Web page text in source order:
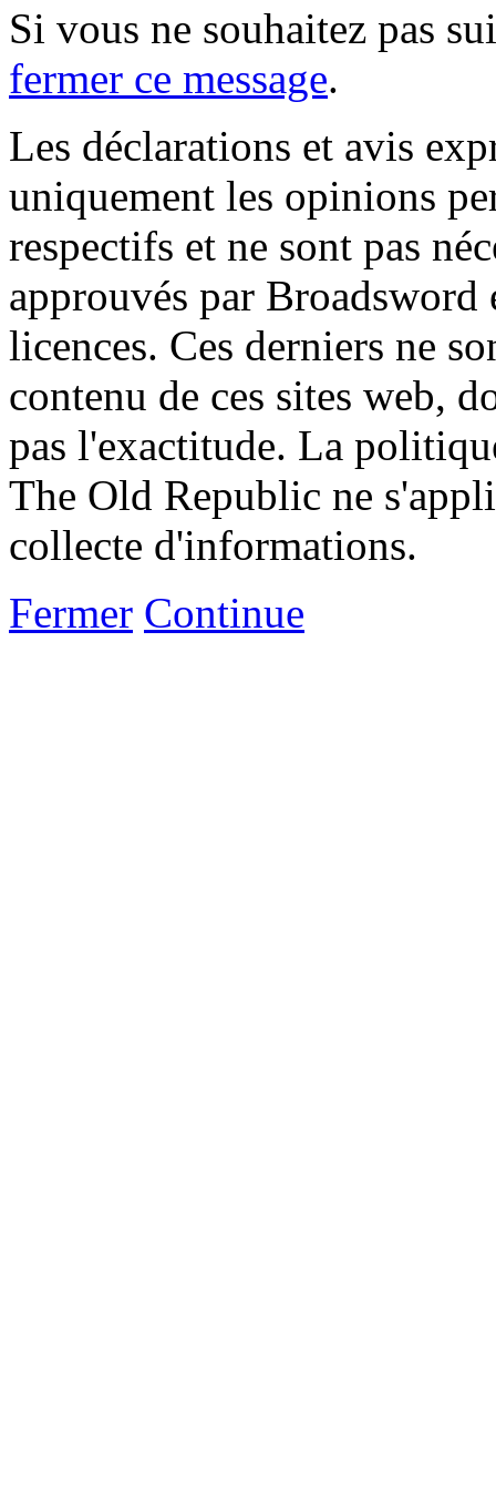
Si vous ne souhaitez pas
fermer ce message.
Les déclarations et avis
uniquement les opinions
respectifs et ne sont pas
approuvés par
licences. Ces derniers ne
contenu de ces sites web,
pas l'exactitude. La
The Old Republic ne
collecte d'informations.
Fermer Continue